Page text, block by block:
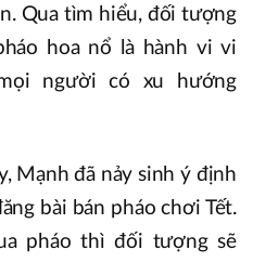
Qua tìm hiểu, đối tượng
hoa nổ là hành vi vi
người có xu hướng
Mạnh đã nảy sinh ý định
bài bán pháo chơi Tết.
pháo thì đối tượng sẽ